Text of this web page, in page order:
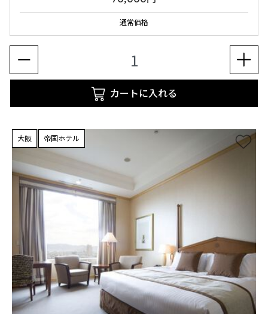
通常価格
カートに入れる
大阪 帝国ホテル